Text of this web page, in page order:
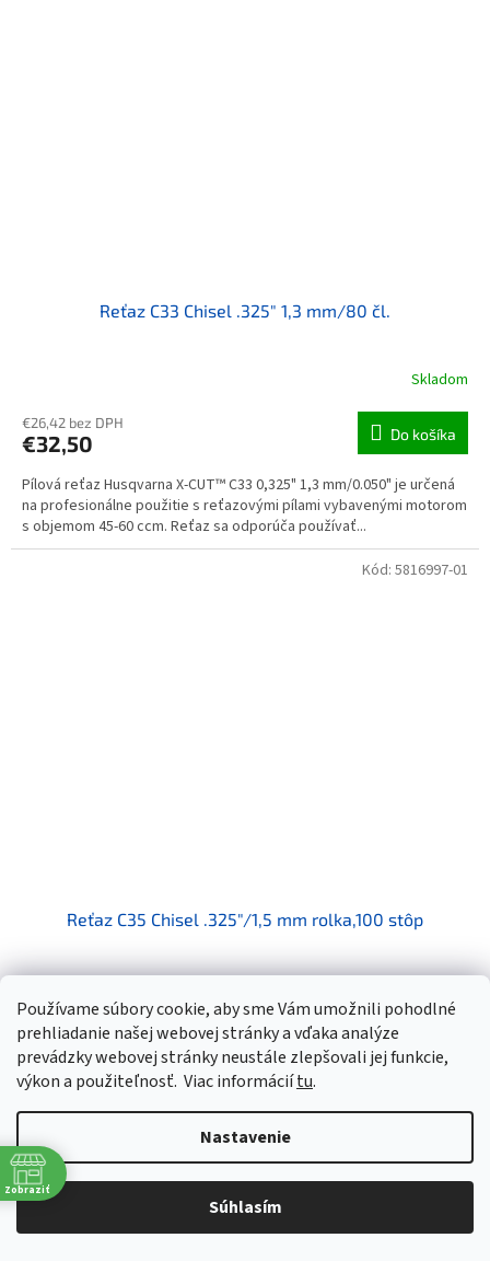
Používame súbory cookie, aby sme Vám umožnili pohodlné
prehliadanie našej webovej stránky a vďaka analýze
prevádzky webovej stránky neustále zlepšovali jej funkcie,
výkon a použiteľnosť. Viac informáciítu.
Nastavenie
Súhlasím
Reťaz C33 Chisel .325" 1,3 mm/80 čl.
Skladom
€26,42 bez DPH
€32,50 Do košíka
Pílová reťaz Husqvarna X-CUT™ C33 0,325" 1,3 mm/0.050" je určená
na profesionálne použitie s reťazovými pílami vybavenými motorom
s objemom 45-60 ccm. Reťaz sa odporúča používať...
Reťaz C35 Chisel .325"/1,5 mm rolka,100 stôp
€544,63 bez DPH
€669,90 Do košíka
Pílová reťaz Husqvarna X-CUT™ C35 je určená pre reťazové píly s
motorom s objemom 45 - 60 ccm, vyrobené spoločnosťou
Husqvarna pre profesionálne použitie. Reťaz má robustnú...
Kód: 5816997-01
Kód:5816997-56
Zobraziť